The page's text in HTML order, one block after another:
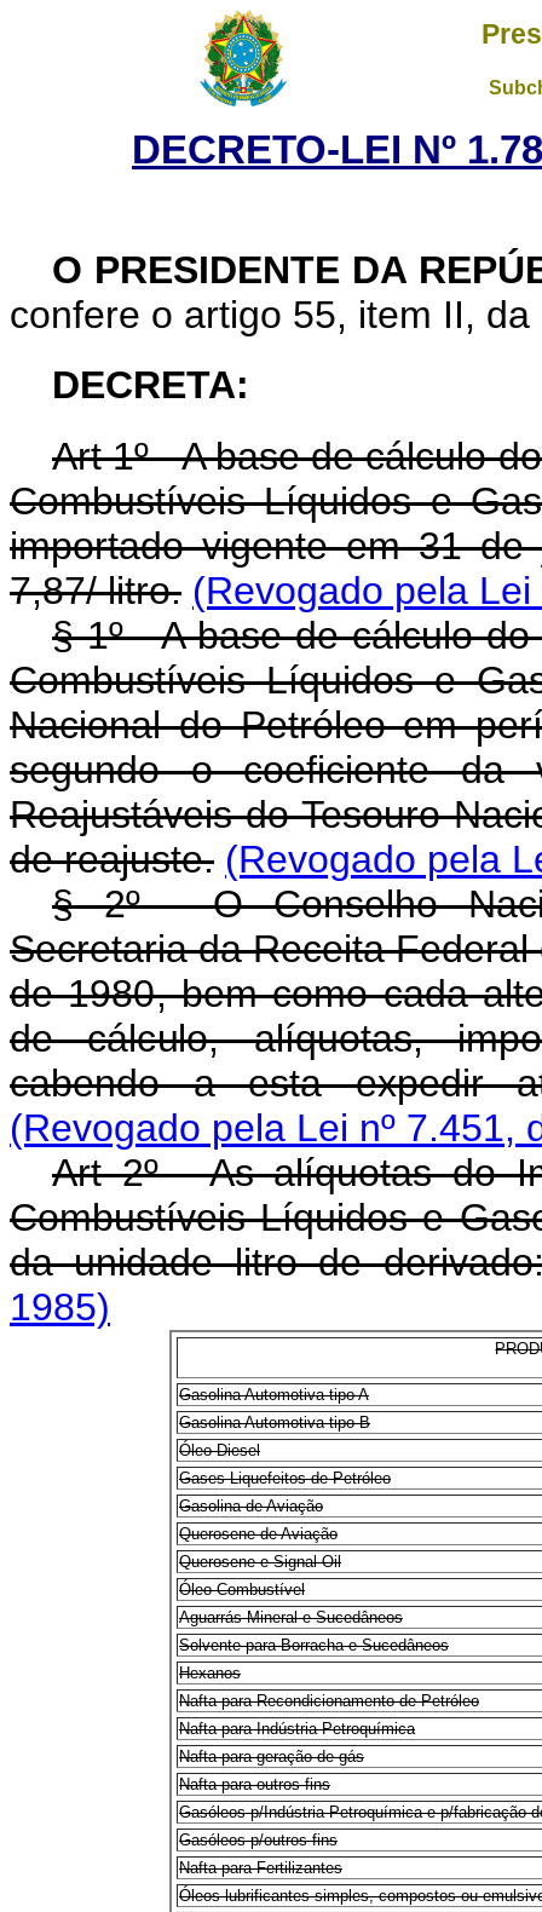
DECRETO-LEI Nº
O PRESIDENTE DA
confere o artigo 55, item II,
DECRETA:
Art 1º - A base de cálculo
Combustíveis Líquidos e
importado vigente em 31
7,87/ litro. (Revogado pela
§ 1º - A base de cálculo
Combustíveis Líquidos e
Nacional do Petróleo em
segundo o coeficiente da
Reajustáveis do Tesouro
de reajuste. (Revogado pela
§ 2º - O Conselho
Secretaria da Receita
de 1980, bem como cada
de cálculo, alíquotas,
cabendo a esta expedir
(Revogado pela Lei nº 7.451,
Art 2º - As alíquotas do
Combustíveis Líquidos e
da unidade litro de
1985)
Gasolina Automotiva tipo A
Gasolina Automotiva tipo B
Óleo Diesel
Gases Liquefeitos de Petróleo
Gasolina de Aviação
Querosene de Aviação
Querosene e Signal Oil
Óleo Combustível
Aguarrás Mineral e Sucedâneos
Solvente para Borracha e Sucedâneos
Hexanos
Nafta para Recondicionamento de Petróleo
Nafta para Indústria Petroquímica
Nafta para geração de gás
Nafta para outros fins
Gasóleos p/Indústria Petroquímica e p/fabricação
Gasóleos p/outros fins
Nafta para Fertilizantes
Óleos lubrificantes simples, compostos ou